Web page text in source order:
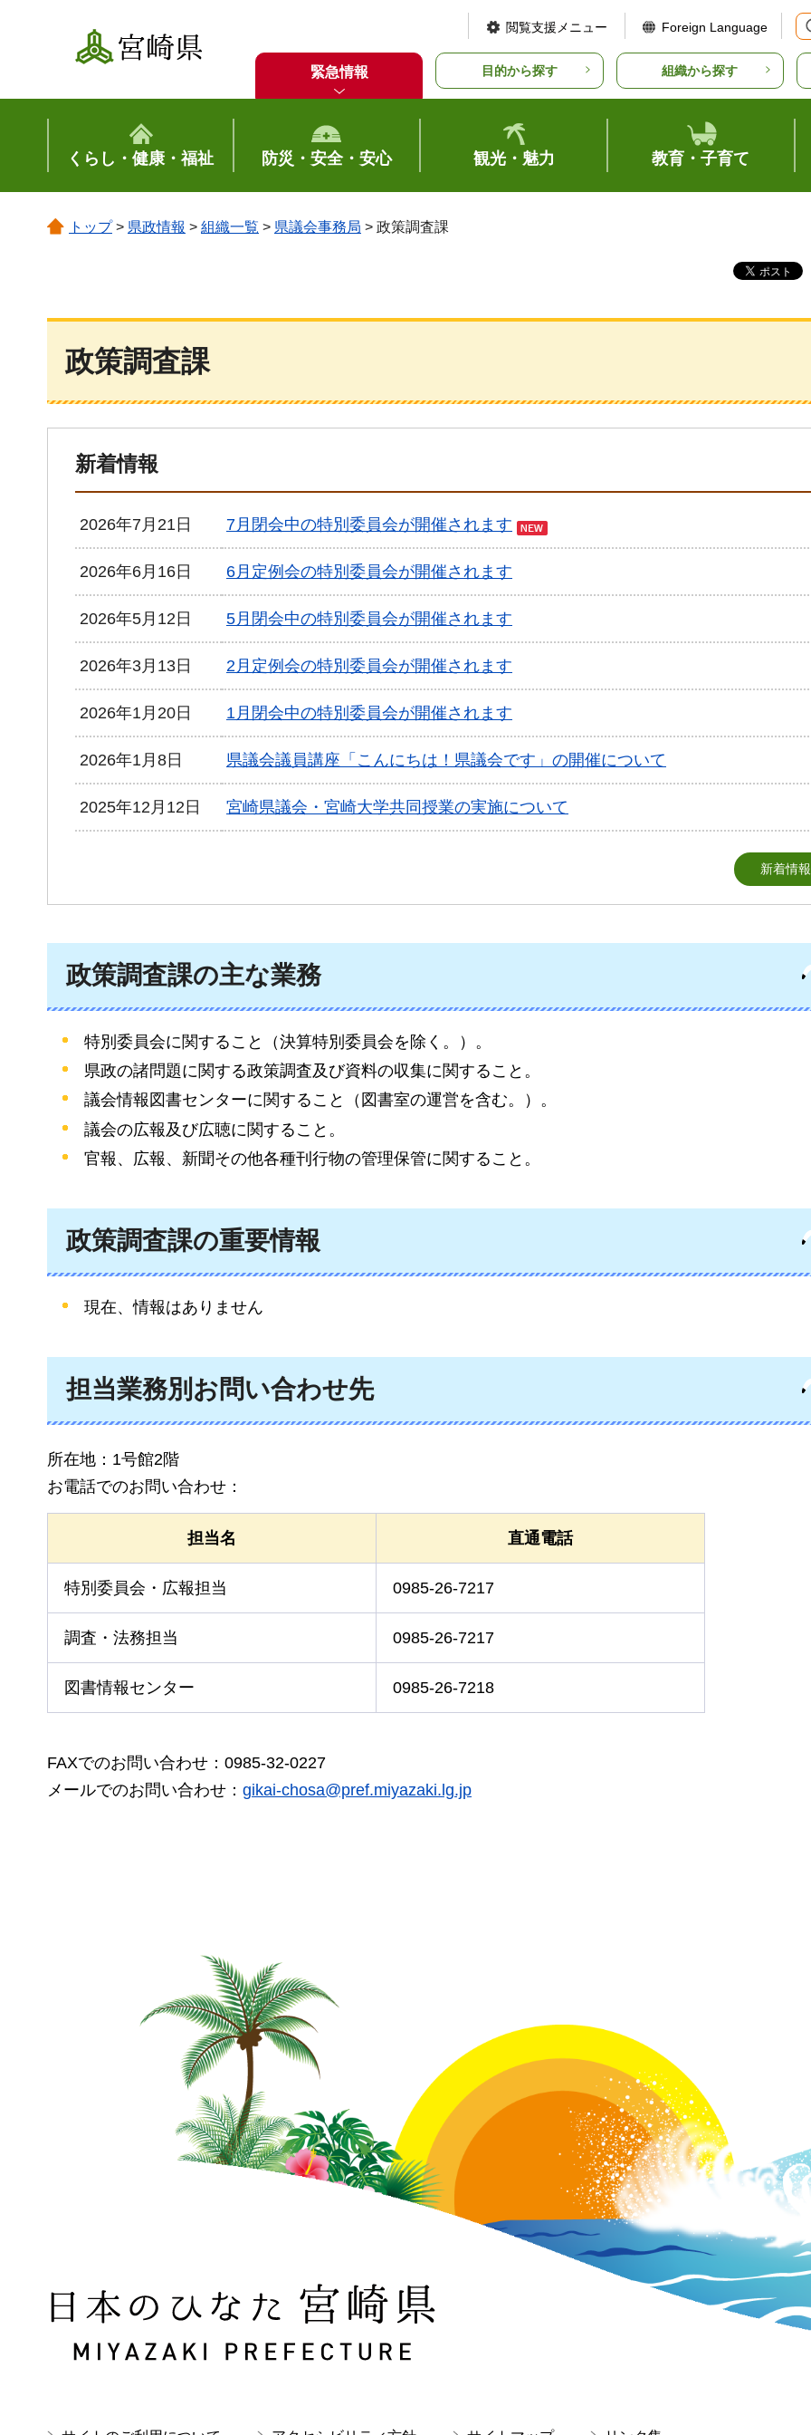
宮崎県
閲覧支援メニュー Foreign Language
緊急情報 目的から探す 組織から探す
くらし・健康・福祉 防災・安全・安心 観光・魅力 教育・子育て
トップ> 県政情報 > 組織一覧 > 県議会事務局 > 政策調査課
政策調査課
新着情報
2026年7月21日 7月閉会中の特別委員会が開催されます
2026年6月16日 6月定例会の特別委員会が開催されます
2026年5月12日 5月閉会中の特別委員会が開催されます
2026年3月13日 2月定例会の特別委員会が開催されます
2026年1月20日 1月閉会中の特別委員会が開催されます
2026年1月8日 県議会議員講座「こんにちは！県議会です」の開催について
2025年12月12日 宮崎県議会・宮崎大学共同授業の実施について
新着情
政策調査課の主な業務
特別委員会に関すること（決算特別委員会を除く。）。
県政の諸問題に関する政策調査及び資料の収集に関すること。
議会情報図書センターに関すること（図書室の運営を含む。）。
議会の広報及び広聴に関すること。
官報、広報、新聞その他各種刊行物の管理保管に関すること。
政策調査課の重要情報
現在、情報はありません
担当業務別お問い合わせ先
所在地：1号館2階
お電話でのお問い合わせ：
担当名 直通電話
特別委員会・広報担当 0985-26-7217
調査・法務担当 0985-26-7217
図書情報センター 0985-26-7218
FAXでのお問い合わせ：0985-32-0227
メールでのお問い合わせ： gikai-chosa@pref.miyazaki.lg.jp
日本のひなた 宮崎県 MIYAZAKI PREFECTURE